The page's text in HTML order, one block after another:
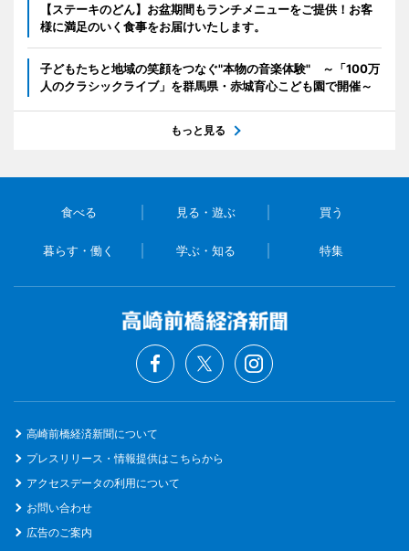
【ステーキのどん】お盆期間もランチメニューをご提供！お客
様に満足のいく食事をお届けいたします。
子どもたちと地域の笑顔をつなぐ"本物の音楽体験" ～「100万
人のクラシックライブ」を群馬県・赤城育心こども園で開催～
もっと見る
食べる 見る・遊ぶ 買う
暮らす・働く 学ぶ・知る 特集
高崎前橋経済新聞について
プレスリリース・情報提供はこちらから
アクセスデータの利用について
お問い合わせ
広告のご案内